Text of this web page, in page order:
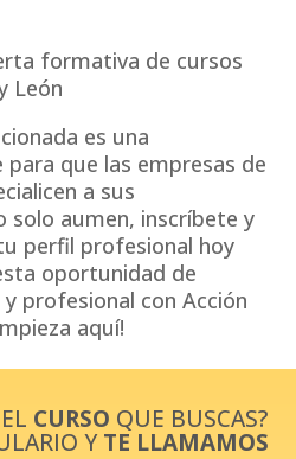
formativa de cursos
León
es una
que las empresas de
a sus
solo aumen, inscríbete y
perfil profesional hoy
oportunidad de
profesional con Acción
aquí!
CURSO QUE BUSCAS?
YTE LLAMAMOS